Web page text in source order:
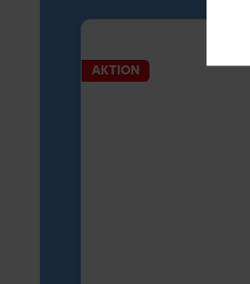
AKTION